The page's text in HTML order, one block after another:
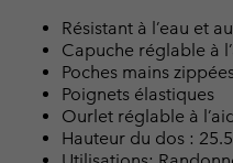
Résistant à l’eau et
Capuche réglable à
Poches mains
Poignets élastiques
Ourlet réglable à
Hauteur du dos :